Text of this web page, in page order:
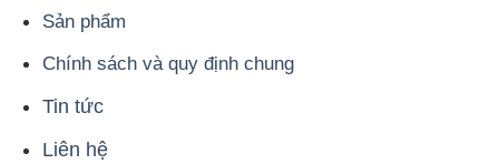
Liên hệ
📞
PHÒNG KINH DOANH - CÔNG TY HÓA CHẤT
ĐẮC TRƯỜNG PHÁT